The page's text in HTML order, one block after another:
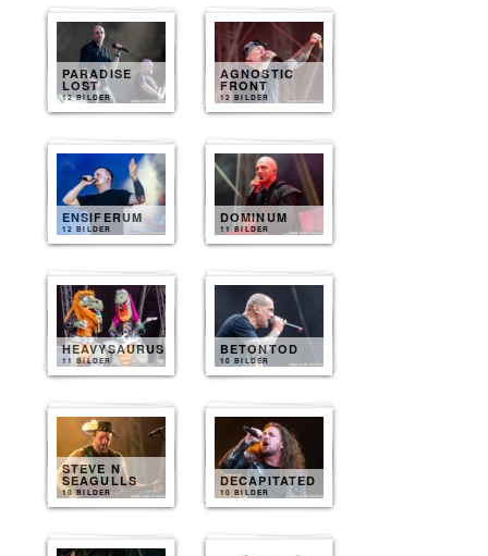
PARADISE
LOST
12 BILDER
AGNOSTIC
FRONT
12 BILDER
ENSIFERUM
12 BILDER
DOMINUM
11 BILDER
HEAVYSAURUS
11 BILDER
BETONTOD
10 BILDER
STEVE N
SEAGULLS
10 BILDER
DECAPITATED
10 BILDER